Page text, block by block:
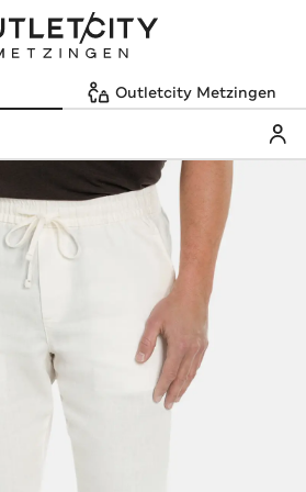
Outletcity Metzingen